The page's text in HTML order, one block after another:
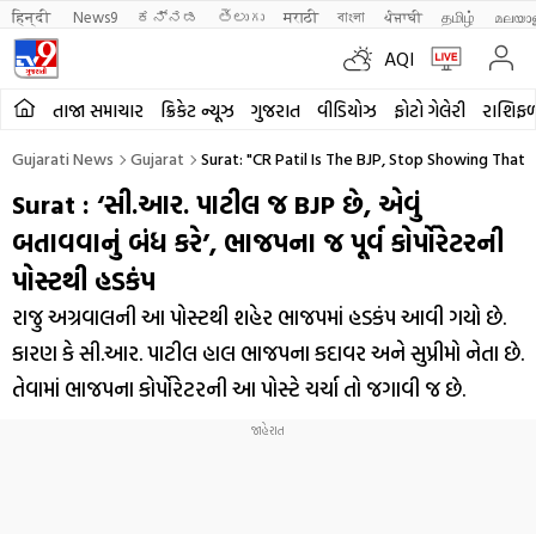
हिन्दी News9 ಕನ್ನಡ తెలుగు मराठी বাংলা ਪੰਜਾਬੀ தமிழ்
AQI
તાજા સમાચાર ક્રિકેટ ન્યૂઝ ગુજરાત વીડિયોઝ ફોટો ગેલેરી
Gujarati News Gujarat Surat: "CR Patil Is The BJP, Stop Showing
Surat : ‘સી.આર. પાટીલ જ BJP છે, એવું
બતાવવાનું બંધ કરે’, ભાજપના જ પૂર્વ કોર્પોરેટરની
પોસ્ટથી હડકંપ
રાજુ અગ્રવાલની આ પોસ્ટથી શહેર ભાજપમાં હડકંપ આવી ગયો છે.
કારણ કે સી.આર. પાટીલ હાલ ભાજપના કદાવર અને સુપ્રીમો નેતા છે.
તેવામાં ભાજપના કોર્પોરેટરની આ પોસ્ટે ચર્ચા તો જગાવી જ છે.